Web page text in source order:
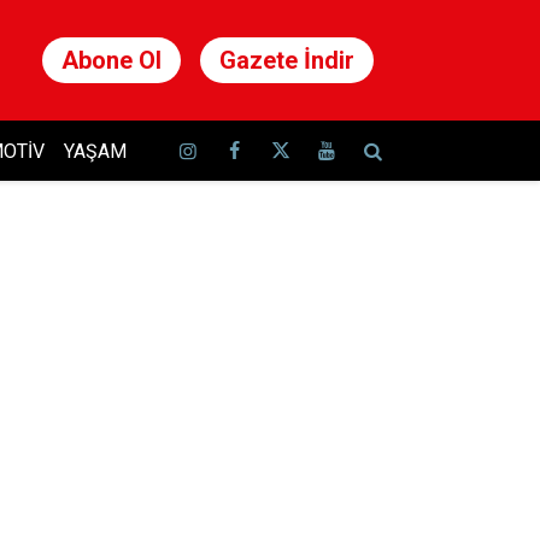
Abone Ol Gazete İndir
YAŞAM